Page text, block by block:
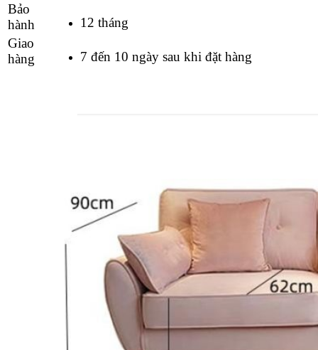
Bảo
hành
12 tháng
Giao
hàng
7 đến 10 ngày sau khi đặt hàng